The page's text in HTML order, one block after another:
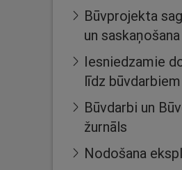
Būvprojekta
un saskaņošana
Iesniedzamie
līdz būvdarbiem
Būvdarbi un
žurnāls
Nodošana